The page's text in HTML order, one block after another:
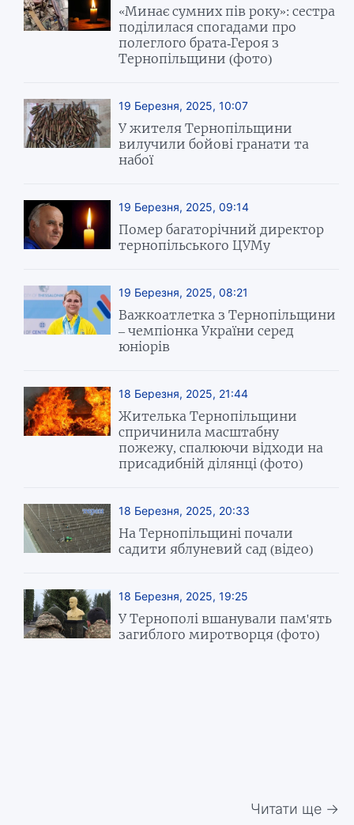
«Минає сумних пів року»: сестра
поділилася спогадами про
полеглого брата-Героя з
Тернопільщини (фото)
19 Березня, 2025, 10:07
У жителя Тернопільщини
вилучили бойові гранати та
набої
19 Березня, 2025, 09:14
Помер багаторічний директор
тернопільського ЦУМу
19 Березня, 2025, 08:21
Важкоатлетка з Тернопільщини
– чемпіонка України серед
юніорів
18 Березня, 2025, 21:44
Жителька Тернопільщини
спричинила масштабну
пожежу, спалюючи відходи на
присадибній ділянці (фото)
18 Березня, 2025, 20:33
На Тернопільщині почали
садити яблуневий сад (відео)
18 Березня, 2025, 19:25
У Тернополі вшанували пам'ять
загиблого миротворця (фото)
Читати ще →